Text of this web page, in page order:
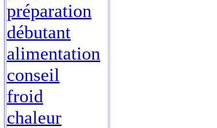
préparation
débutant
alimentation
conseil
froid
chaleur